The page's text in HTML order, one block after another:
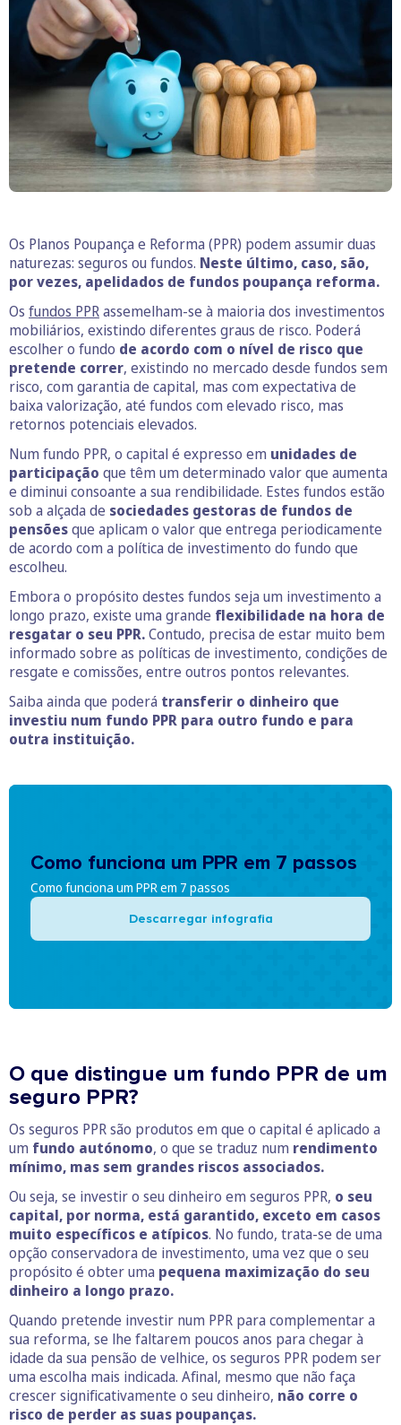
Os Planos Poupança e Reforma (PPR) podem assumir duas
naturezas: seguros ou fundos. Neste último, caso, são,
por vezes, apelidados de fundos poupança reforma.
Os fundos PPRassemelham-se à maioria dos investimentos
mobiliários, existindo diferentes graus de risco. Poderá
escolher o fundo de acordo com o nível de risco que
pretende correr, existindo no mercado desde fundos sem
risco, com garantia de capital, mas com expectativa de
baixa valorização, até fundos com elevado risco, mas
retornos potenciais elevados.
Num fundo PPR, o capital é expresso em unidades de
participação que têm um determinado valor que aumenta
e diminui consoante a sua rendibilidade. Estes fundos estão
sob a alçada de sociedades gestoras de fundos de
pensõesque aplicam o valor que entrega periodicamente
de acordo com a política de investimento do fundo que
escolheu.
Embora o propósito destes fundos seja um investimento a
longo prazo, existe uma grande flexibilidade na hora de
resgatar o seu PPR.Contudo, precisa de estar muito bem
informado sobre as políticas de investimento, condições de
resgate e comissões, entre outros pontos relevantes.
Saiba ainda que poderá transferir o dinheiro que
investiu num fundo PPR para outro fundo e para
outra instituição.
Como funciona um PPR em 7 passos
Como funciona um PPR em 7 passos
Descarregar infografia
O que distingue um fundo PPR de um
seguro PPR?
Os seguros PPR são produtos em que o capital é aplicado a
um fundo autónomo, o que se traduz num rendimento
mínimo, mas sem grandes riscos associados.
Ou seja, se investir o seu dinheiro em seguros PPR, o seu
capital, por norma, está garantido, exceto em casos
muito específicos e atípicos. No fundo, trata-se de uma
opção conservadora de investimento, uma vez que o seu
propósito é obter uma pequena maximização do seu
dinheiro a longo prazo.
Quando pretende investir num PPR para complementar a
sua reforma, se lhe faltarem poucos anos para chegar à
idade da sua pensão de velhice, os seguros PPR podem ser
uma escolha mais indicada. Afinal, mesmo que não faça
crescer significativamente o seu dinheiro, não corre o
risco de perder as suas poupanças.